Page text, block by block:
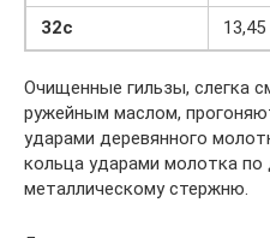
32c
13,45
Очищенные гильзы, слегка
ружейным маслом,
ударами деревянного
кольца ударами молотка по
металлическому стержню.